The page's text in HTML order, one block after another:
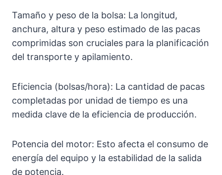
Tamaño y peso de la bolsa: La longitud,
anchura, altura y peso estimado de las pacas
comprimidas son cruciales para la planificación
del transporte y apilamiento.
Eficiencia (bolsas/hora): La cantidad de pacas
completadas por unidad de tiempo es una
medida clave de la eficiencia de producción.
Potencia del motor: Esto afecta el consumo de
energía del equipo y la estabilidad de la salida
de potencia.